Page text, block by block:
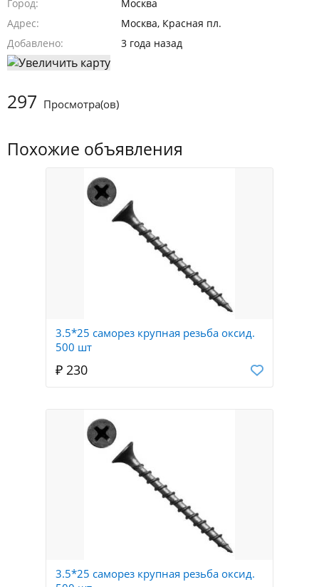
Похожие объявления
3.5*25 саморез крупная резьба оксид.
500 шт
₽ 230
3.5*25 саморез крупная резьба оксид.
Город
Москва
Адрес
Москва, Красная пл.
Добавлено
3 года назад
297 Просмотра(ов)